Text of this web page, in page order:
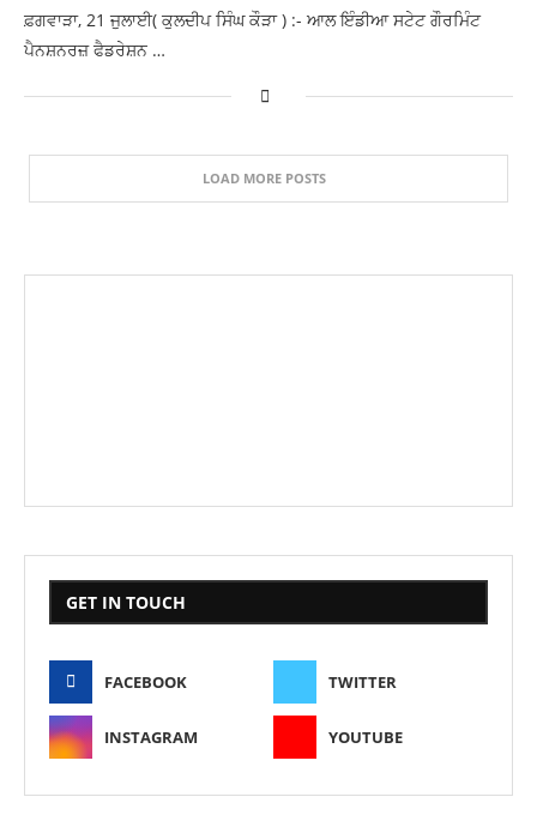
ਫ਼ਗਵਾੜਾ, 21 ਜੁਲਾਈ( ਕੁਲਦੀਪ ਸਿੰਘ ਕੌੜਾ ) :- ਆਲ ਇੰਡੀਆ ਸਟੇਟ ਗੌਰਮਿੰਟ
ਪੈਨਸ਼ਨਰਜ਼ ਫੈਡਰੇਸ਼ਨ …
LOAD MORE POSTS
GET IN TOUCH
FACEBOOK TWITTER
INSTAGRAM YOUTUBE